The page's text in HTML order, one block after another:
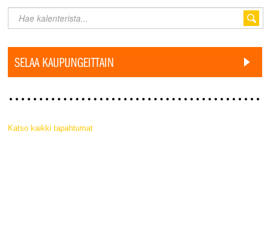
SELAA KAUPUNGEITTAIN
Katso kaikki tapahtumat